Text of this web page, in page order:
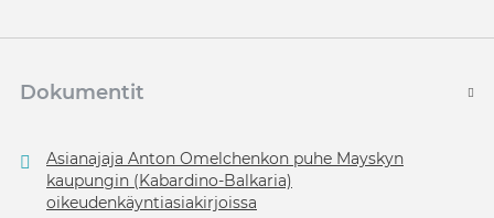
Dokumentit
Asianajaja Anton Omelchenkon puhe Mayskyn
kaupungin (Kabardino-Balkaria)
oikeudenkäyntiasiakirjoissa